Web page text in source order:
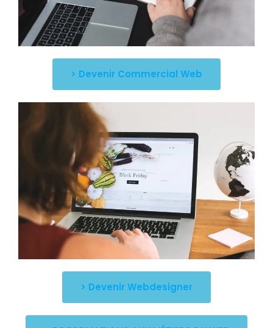
> Devenir Commercial Web
> Devenir Webdesigner